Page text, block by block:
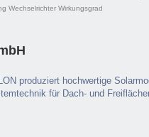
Wechselrichter Wirkungsgrad
produziert hochwertige
für Dach- und